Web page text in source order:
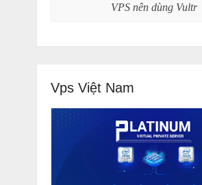
VPS nên dùng Vultr
Vps Việt Nam